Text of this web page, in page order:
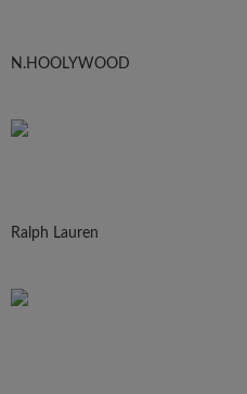
N.HOOLYWOOD
Ralph Lauren